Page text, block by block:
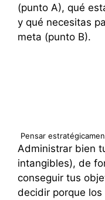
(punto A), qué
y qué necesitas
meta (punto B).
Pensar
Administrar bien
intangibles), de
conseguir tus
decidir porque los